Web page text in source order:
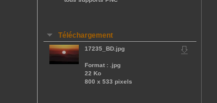
Téléchargement
17235_BD.jpg
Format : .jpg
22 Ko
800 x 533 pixels